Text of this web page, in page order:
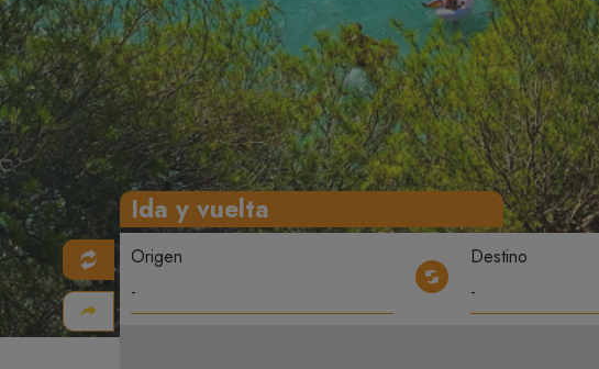
Ida y vuelta
Origen Destino